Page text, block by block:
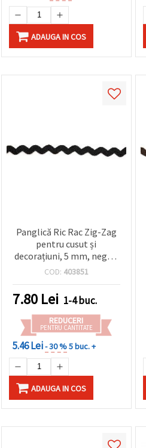
ADAUGA IN COS
Panglică Ric Rac Zig-Zag
pentru cusut și
decorațiuni, 5 mm, negru,
~9 metri
COD: 403851
7.80 Lei 1-4 buc.
REDUCERI
PENTRU CANTITATE
5.46 Lei- 30 %5 buc. +
ADAUGA IN COS